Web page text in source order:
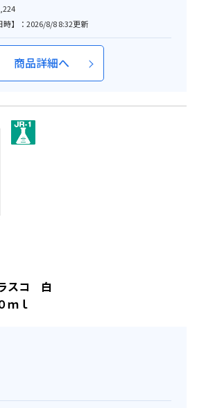
時】：2026/8/8 8:32更新
商品詳細へ
スコ 白
ｍｌ